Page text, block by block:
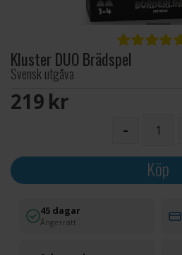
Kluster DUO Brädspel
Svensk utgåva
219 SEK
-
Köp
45 dagar
Ångerrätt